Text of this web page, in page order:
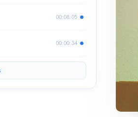
00:08:05
00:00:34